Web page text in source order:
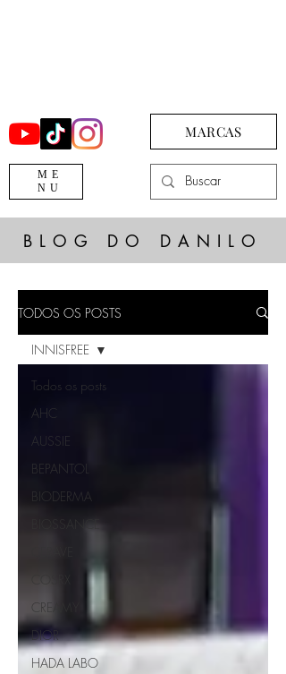
ME
NU
MARCAS
BLOG DO DANILO
TODOS OS POSTS
Todos os posts
AHC
AUSSIE
BEPANTOL
BIODERMA
BIOSSANCE
CREAMY
DIOR
HADA LABO
INNISFREE